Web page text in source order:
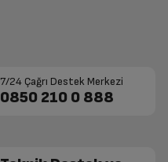
7/24 Çağrı Destek Merkezi
0850 210 0 888